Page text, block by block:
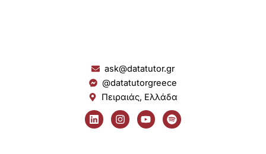
ask@datatutor.gr
@datatutorgreece
Πειραιάς, Ελλάδα
L
i
n
I
n
s
Y
o
u
S
p
o